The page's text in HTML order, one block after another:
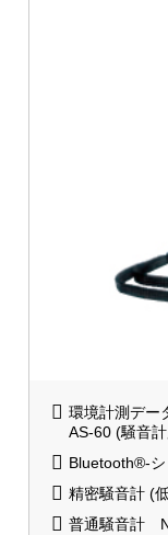
環境計測デー
AS-60 (騒音
Bluetooth®-
精密騒音計 (
普通騒音計